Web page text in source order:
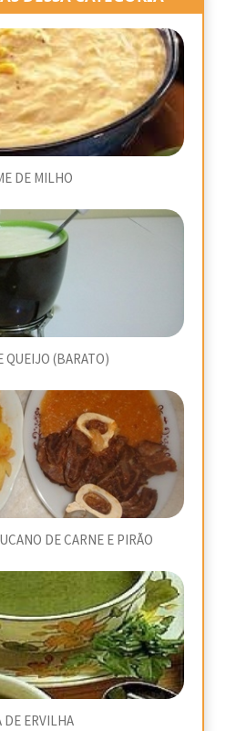
DE MILHO
QUEIJO (BARATO)
DE CARNE E PIRÃO
DE ERVILHA